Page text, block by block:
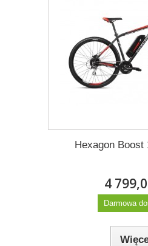
Hexagon Boost
4
Darmowa